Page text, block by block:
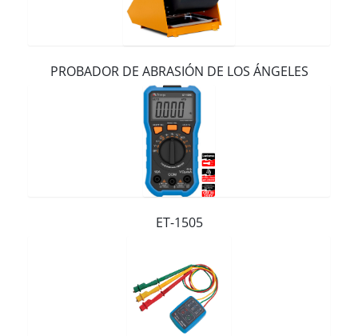
PROBADOR DE ABRASIÓN DE LOS ÁNGELES
ET-1505